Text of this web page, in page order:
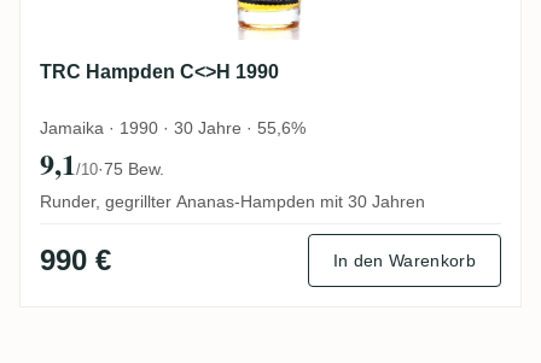
TRC Hampden C<>H 1990
Jamaika · 1990 · 30 Jahre · 55,6%
9,1/10·75 Bew.
Runder, gegrillter Ananas-Hampden mit 30 Jahren
990 € In den Warenkorb